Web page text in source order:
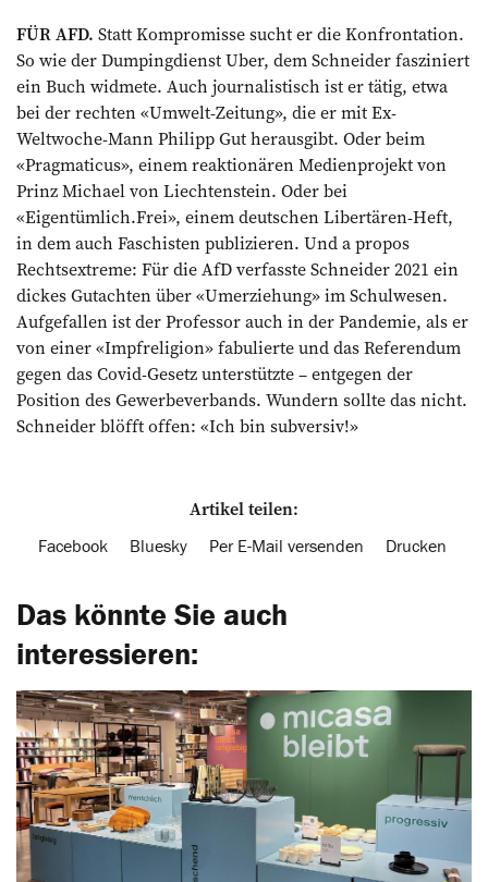
FÜR AFD. Statt Kompromisse sucht er die Konfrontation.
So wie der Dumpingdienst Uber, dem Schneider fasziniert
ein Buch widmete. Auch journalistisch ist er tätig, etwa
bei der ­rechten «Umwelt-Zeitung», die er mit Ex-
Weltwoche-Mann Philipp Gut herausgibt. Oder beim
«Pragmaticus», einem re­aktionären Medienprojekt von
Prinz Michael von Liechtenstein. Oder bei
«Eigentümlich.Frei», einem deutschen Libertären-Heft,
in dem auch Faschisten publizieren. Und a propos
Rechtsextreme: Für die AfD verfasste Schneider 2021 ein
dickes Gutachten über «Umerziehung» im Schulwesen.
Aufgefallen ist der Professor auch in der Pandemie, als er
von einer «Impfreligion» fabulierte und das Referendum
gegen das Covid-Gesetz unterstützte – entgegen der
Position des Gewerbeverbands. Wundern sollte das nicht.
Schneider blöfft offen: «Ich bin subversiv!»
Artikel teilen:
Facebook Bluesky Per E-Mail versenden Drucken
Das könnte Sie auch
interessieren: